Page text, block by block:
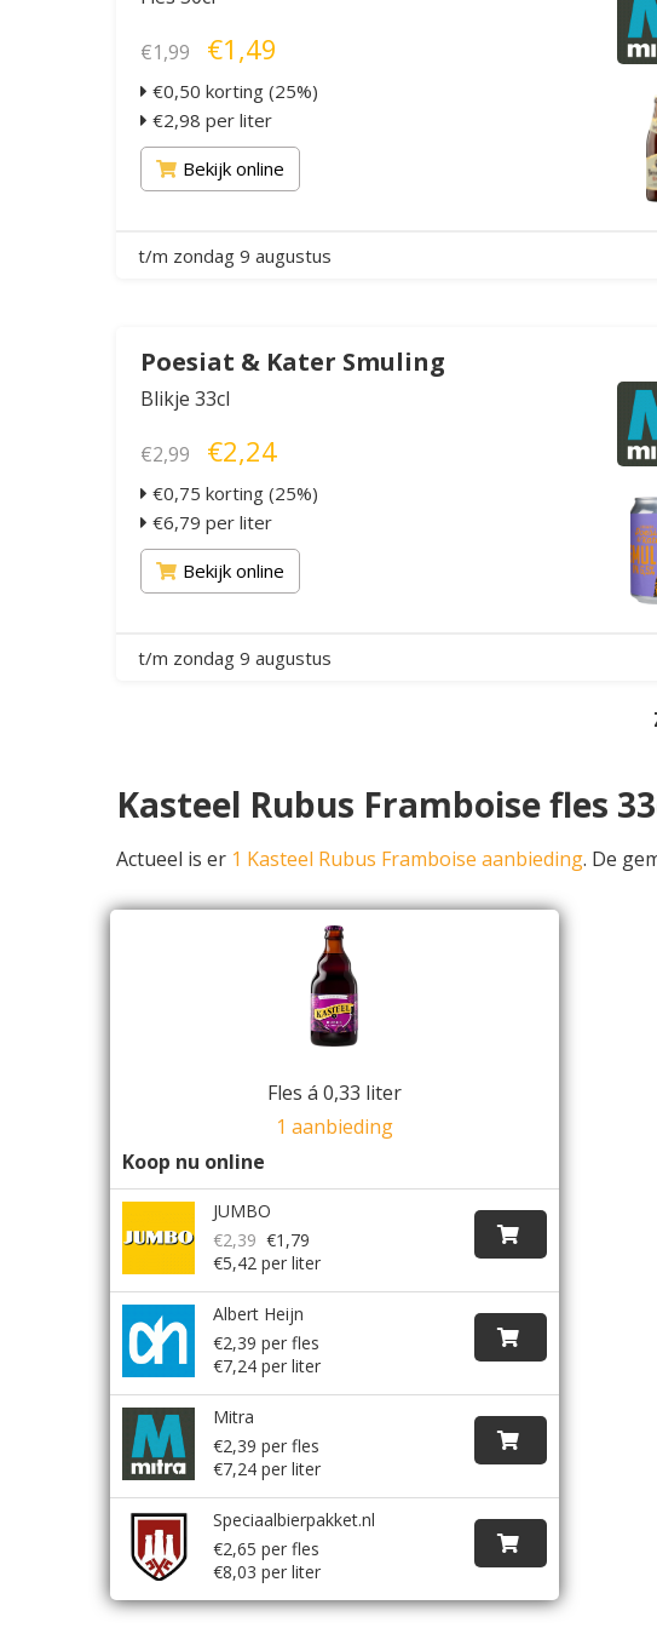
€1,99 €1,49
€0,50 korting (25%)
€2,98 per liter
Bekijk online
t/m zondag 9 augustus
Poesiat & Kater Smuling
Blikje 33cl
€2,99 €2,24
€0,75 korting (25%)
€6,79 per liter
Bekijk online
t/m zondag 9 augustus
Kasteel Rubus Framboise fles
Actueel is er 1 Kasteel Rubus Framboise aanbieding. De
Fles á 0,33 liter
1 aanbieding
Koop nu online
JUMBO
€2,39 €1,79
€5,42 per liter
Albert Heijn
€2,39 per fles
€7,24 per liter
Mitra
€2,39 per fles
€7,24 per liter
Speciaalbierpakket.nl
€2,65 per fles
€8,03 per liter